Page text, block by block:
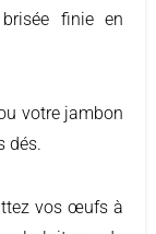
finie en
votre jambon
dés.
vos œufs à